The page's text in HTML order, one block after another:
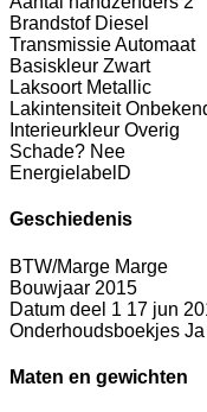
Brandstof Diesel
TransmissieAutomaat
Basiskleur Zwart
Laksoort Metallic
Lakintensiteit
Interieurkleur Overig
Schade? Nee
Energielabel D
Geschiedenis
BTW/Marge Marge
Bouwjaar 2015
Datum deel 1 17 jun
Onderhoudsboekjes Ja
Maten en gewichten